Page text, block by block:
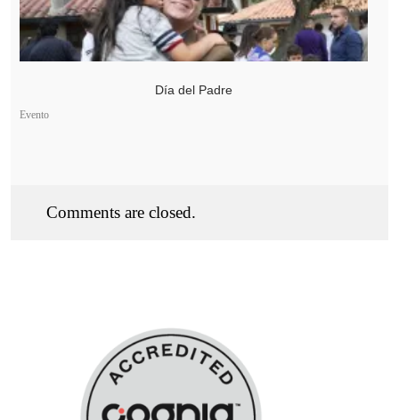
Día del Padre
Evento
Comments are closed.